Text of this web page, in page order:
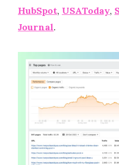
HubSpot, USAToday,
Journal.